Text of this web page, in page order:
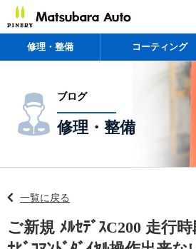
修理・整備 コーティング
ブログ
修理・整備
一覧に戻る
ご新規 ﾒﾙｾﾃﾞｽC200 走行